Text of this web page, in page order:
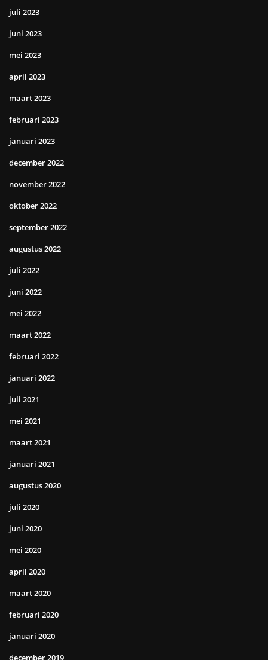
juli 2023
juni 2023
mei 2023
april 2023
maart 2023
februari 2023
januari 2023
december 2022
november 2022
oktober 2022
september 2022
augustus 2022
juli 2022
juni 2022
mei 2022
maart 2022
februari 2022
januari 2022
juli 2021
mei 2021
maart 2021
januari 2021
augustus 2020
juli 2020
juni 2020
mei 2020
april 2020
maart 2020
februari 2020
januari 2020
december 2019